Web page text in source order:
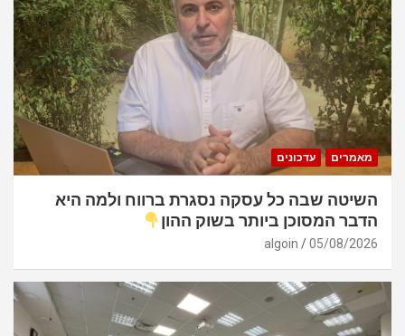
מאמרים עדכונים
השיטה שבה כל עסקה נסגרת ברווח ולמה היא
הדבר המסוכן ביותר בשוק ההון
05/08/2026
algoin